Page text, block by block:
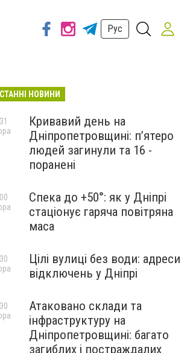
Рус
НОВИНИ
Кривавий день на
Дніпропетровщині: п’ятеро
людей загинули та 16 -
поранені
Спека до +50°: як у Дніпрі
стаціонує гаряча повітряна
маса
Цілі вулиці без води: адреси
відключень у Дніпрі
Атаковано склади та
інфраструктуру на
Дніпропетровщині: багато
загиблих і постраждалих